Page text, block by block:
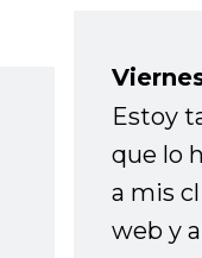
Estoy
que lo
a mis
web y